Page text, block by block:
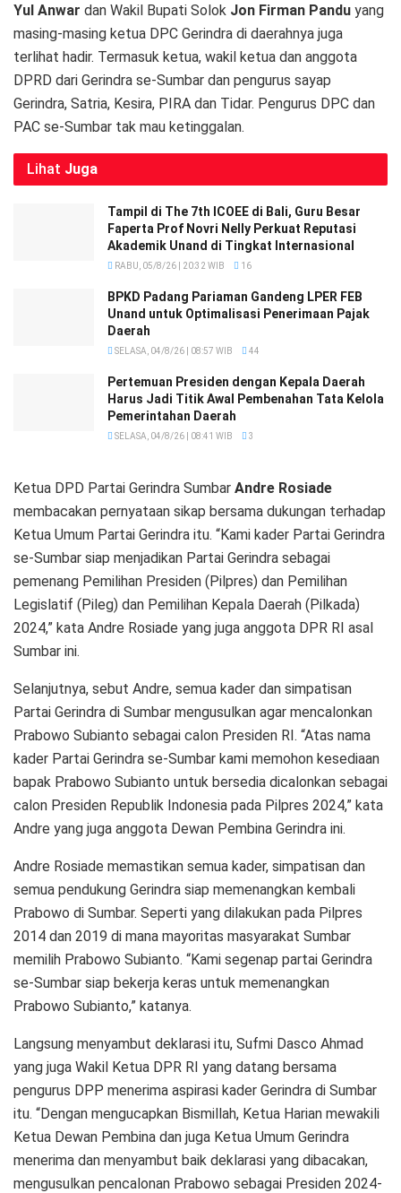
Yul Anwar dan Wakil Bupati Solok Jon Firman Pandu yang
masing-masing ketua DPC Gerindra di daerahnya juga
terlihat hadir. Termasuk ketua, wakil ketua dan anggota
DPRD dari Gerindra se-Sumbar dan pengurus sayap
Gerindra, Satria, Kesira, PIRA dan Tidar. Pengurus DPC dan
PAC se-Sumbar tak mau ketinggalan.
Lihat Juga
Tampil di The 7th ICOEE di Bali, Guru Besar
Faperta Prof Novri Nelly Perkuat Reputasi
Akademik Unand di Tingkat Internasional
RABU, 05/8/26 | 20:32 WIB 16
BPKD Padang Pariaman Gandeng LPER FEB
Unand untuk Optimalisasi Penerimaan Pajak
Daerah
SELASA, 04/8/26 | 08:57 WIB 44
Pertemuan Presiden dengan Kepala Daerah
Harus Jadi Titik Awal Pembenahan Tata Kelola
Pemerintahan Daerah
SELASA, 04/8/26 | 08:41 WIB 3
Ketua DPD Partai Gerindra Sumbar Andre Rosiade
membacakan pernyataan sikap bersama dukungan terhadap
Ketua Umum Partai Gerindra itu. “Kami kader Partai Gerindra
se-Sumbar siap menjadikan Partai Gerindra sebagai
pemenang Pemilihan Presiden (Pilpres) dan Pemilihan
Legislatif (Pileg) dan Pemilihan Kepala Daerah (Pilkada)
2024,” kata Andre Rosiade yang juga anggota DPR RI asal
Sumbar ini.
Selanjutnya, sebut Andre, semua kader dan simpatisan
Partai Gerindra di Sumbar mengusulkan agar mencalonkan
Prabowo Subianto sebagai calon Presiden RI. “Atas nama
kader Partai Gerindra se-Sumbar kami memohon kesediaan
bapak Prabowo Subianto untuk bersedia dicalonkan sebagai
calon Presiden Republik Indonesia pada Pilpres 2024,” kata
Andre yang juga anggota Dewan Pembina Gerindra ini.
Andre Rosiade memastikan semua kader, simpatisan dan
semua pendukung Gerindra siap memenangkan kembali
Prabowo di Sumbar. Seperti yang dilakukan pada Pilpres
2014 dan 2019 di mana mayoritas masyarakat Sumbar
memilih Prabowo Subianto. “Kami segenap partai Gerindra
se-Sumbar siap bekerja keras untuk memenangkan
Prabowo Subianto,” katanya.
Langsung menyambut deklarasi itu, Sufmi Dasco Ahmad
yang juga Wakil Ketua DPR RI yang datang bersama
pengurus DPP menerima aspirasi kader Gerindra di Sumbar
itu. “Dengan mengucapkan Bismillah, Ketua Harian mewakili
Ketua Dewan Pembina dan juga Ketua Umum Gerindra
menerima dan menyambut baik deklarasi yang dibacakan,
mengusulkan pencalonan Prabowo sebagai Presiden 2024-